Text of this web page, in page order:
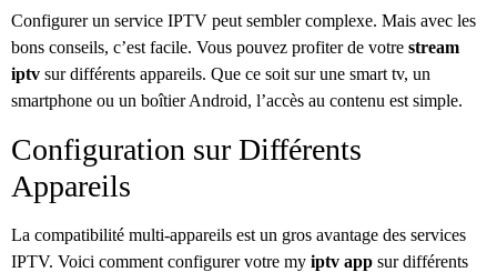
Configurer un service IPTV peut sembler complexe. Mais avec les
bons conseils, c’est facile. Vous pouvez profiter de votre stream
iptv sur différents appareils. Que ce soit sur une smart tv, un
smartphone ou un boîtier Android, l’accès au contenu est simple.
Configuration sur Différents
Appareils
La compatibilité multi-appareils est un gros avantage des services
IPTV. Voici comment configurer votre my iptv app sur différents